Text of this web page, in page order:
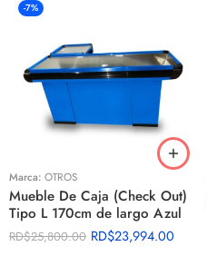
-7%
Marca: OTROS
Mueble De Caja (Check Out)
Tipo L 170cm de largo Azul
RD$25,800.00 RD$23,994.00